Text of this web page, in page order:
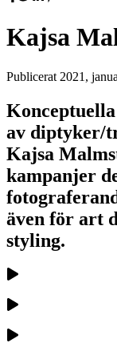
Kajsa
Publicerat 2021,
av diptyker/
Kajsa
kampanjer
även för art
styling.